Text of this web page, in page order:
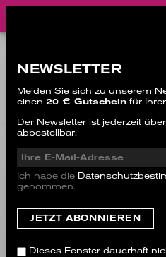
NEWSLETTER
Melden Sie sich zu unserem
einen 20 € Gutschein für
Der Newsletter ist jederzeit
abbestellbar.
Ich habe die
genommen.
Dieses Fenster dauerhaft